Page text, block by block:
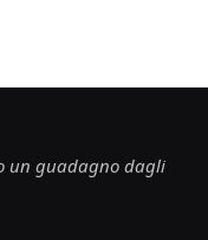
un guadagno dagli